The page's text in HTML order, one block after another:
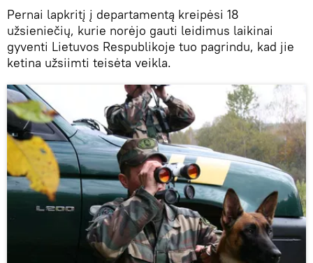
Pernai lapkritį į departamentą kreipėsi 18
užsieniečių, kurie norėjo gauti leidimus laikinai
gyventi Lietuvos Respublikoje tuo pagrindu, kad jie
ketina užsiimti teisėta veikla.